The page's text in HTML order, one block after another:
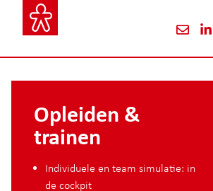
Opleiden &
trainen
Individuele en team simulatie: in
de cockpit